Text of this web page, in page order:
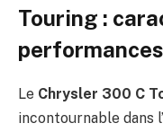
Touring :
performances
Le Chrysler 300 C
incontournable dans